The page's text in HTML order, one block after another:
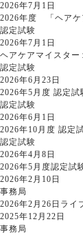
2026年7月1日
2026年度 「ヘア
認定試験
2026年7月1日
ヘアケアマイスタ
認定試験
2026年6月23日
2026年5月度 認定
認定試験
2026年6月1日
2026年10月度 認定
認定試験
2026年4月8日
2026年5月度認定
2026年2月10日
事務局
2026年2月26日ラ
2025年12月22日
事務局